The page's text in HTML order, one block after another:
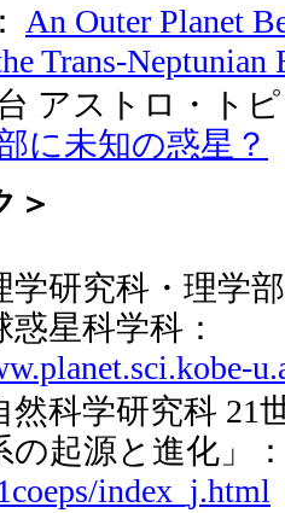
An Outer Planet
Trans-Neptunian
アストロ・ト
に未知の惑星？
＞
学研究科・理学
星科学科：
然科学研究科 21
の起源と進化」
index_j.html